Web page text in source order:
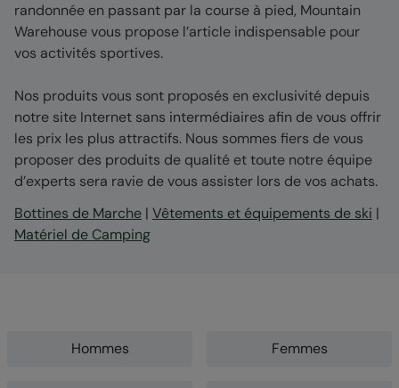
randonnée en passant par la course à pied, Mountain
Warehouse vous propose l’article indispensable pour
vos activités sportives.
Nos produits vous sont proposés en exclusivité depuis
notre site Internet sans intermédiaires afin de vous offrir
les prix les plus attractifs. Nous sommes fiers de vous
proposer des produits de qualité et toute notre équipe
d’experts sera ravie de vous assister lors de vos achats.
Bottines de Marche | Vêtements et équipements de ski |
Matériel de Camping
Hommes Femmes